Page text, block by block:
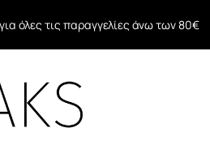
άνω των 40€ εντός Ελλάδος